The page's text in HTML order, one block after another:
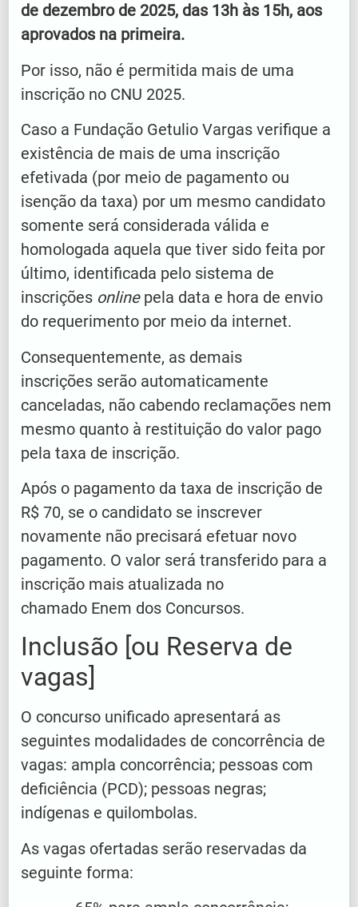
de dezembro de 2025, das 13h às 15h, aos
aprovados na primeira.
Por isso, não é permitida mais de uma
inscrição no CNU 2025.
Caso a Fundação Getulio Vargas verifique a
existência de mais de uma inscrição
efetivada (por meio de pagamento ou
isenção da taxa) por um mesmo candidato
somente será considerada válida e
homologada aquela que tiver sido feita por
último, identificada pelo sistema de
inscrições onlinepela data e hora de envio
do requerimento por meio da internet.
Consequentemente, as demais
inscrições serão automaticamente
canceladas, não cabendo reclamações nem
mesmo quanto à restituição do valor pago
pela taxa de inscrição.
Após o pagamento da taxa de inscrição de
R$ 70, se o candidato se inscrever
novamente não precisará efetuar novo
pagamento. O valor será transferido para a
inscrição mais atualizada no
chamado Enem dos Concursos.
Inclusão [ou Reserva de
vagas]
O concurso unificado apresentará as
seguintes modalidades de concorrência de
vagas: ampla concorrência; pessoas com
deficiência (PCD); pessoas negras;
indígenas e quilombolas.
As vagas ofertadas serão reservadas da
seguinte forma: